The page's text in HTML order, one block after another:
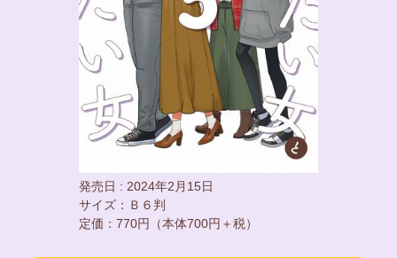
発売日 : 2024年2月15日
サイズ：Ｂ６判
定価：770円（本体700円＋税）